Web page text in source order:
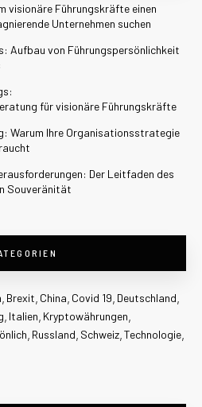
visionäre Führungskräfte einen
Unternehmen suchen
Aufbau von Führungspersönlichkeit
für visionäre Führungskräfte
Warum Ihre Organisationsstrategie
Der Leitfaden des
Souveränität
Brexit China Covid 19 Deutschland
Italien Kryptowährungen
Russland Schweiz Technologie